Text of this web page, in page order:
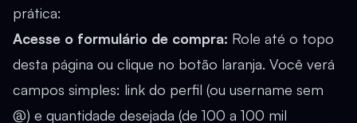
prática:
Acesse o formulário de compra: Role até o topo
desta página ou clique no botão laranja. Você verá
campos simples: link do perfil (ou username sem
@) e quantidade desejada (de 100 a 100 mil